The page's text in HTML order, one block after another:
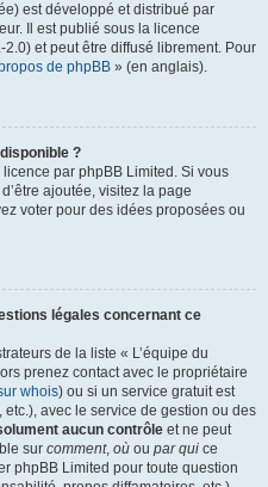
est développé et distribué par
Il est publié sous la licence
et peut être diffusé librement. Pour
de phpBB » (en anglais).
?
par phpBB Limited. Si vous
ajoutée, visitez la page
voter pour des idées proposées ou
légales concernant ce
de la liste « L’équipe du
prenez contact avec le propriétaire
whois) ou si un service gratuit est
avec le service de gestion ou des
aucun contrôle et ne peut
sur comment, où ou par qui ce
phpBB Limited pour toute question